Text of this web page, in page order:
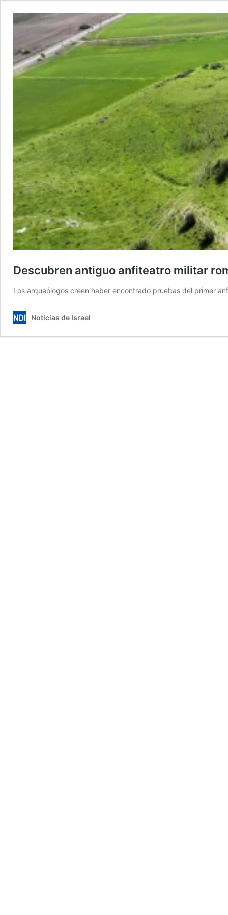
Descubren antiguo anfiteatro militar
Los arqueólogos creen haber encontrado pruebas del primer
Noticias de Israel